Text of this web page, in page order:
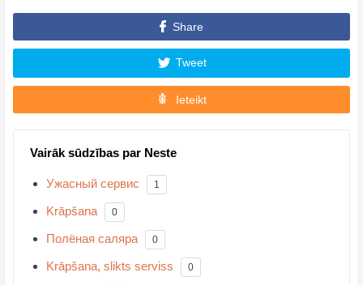
Share
Tweet
Ieteikt
Vairāk sūdzības par Neste
Ужасный сервис 1
Krāpšana 0
Полёная саляра 0
Krāpšana, slikts serviss 0